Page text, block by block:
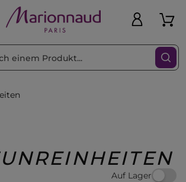
PFLEGE
Auf Lager
Filter